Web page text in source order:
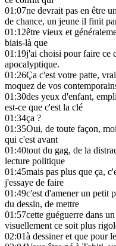
01:07ne devrait pas en être
de chance, un jeune il finit
01:12être vieux et
biais-là que
01:19j'ai choisi pour faire ce
apocalyptique.
01:26Ça c'est votre patte,
moquez de vos
01:30des yeux d'enfant,
est-ce que c'est la clé
01:34ça ?
01:35Oui, de toute façon,
qui c'est avant
01:40tout du gag, de la
lecture politique
01:45mais pas plus que ça,
j'essaye de faire
01:49c'est d'amener un petit
du dessin, de mettre
01:57cette guéguerre dans
visuellement ce soit plus
02:01à dessiner et que pour